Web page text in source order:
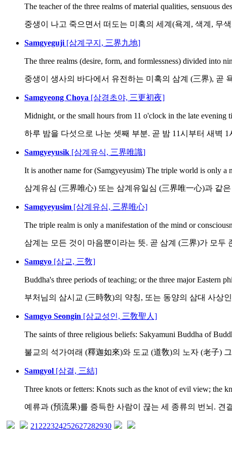
The teacher of the three realms of material qualities, sensuous
중생이 나고 죽으면서 떠도는 미혹의 세계(욕계, 색계, 무
Samgyeguji [삼계구지, 三界九地]
The three realms (desire, form, and formlessness) divided into
중생이 생사의 바다에서 유전하는 미혹의 삼계 (三界), 곧
Samgyeong Choya [삼경초야, 三更初夜]
Midnight, or the small hours from 11 o'clock in the late evening
하루 밤을 다섯으로 나눈 셋째 부분. 곧 밤 11시부터 새벽
Samgyeyusik [삼계유식, 三界唯識]
It is another name for (Samgyeyusim) The triple world is only a
삼계유심 (三界唯心) 또는 삼계유일심 (三界唯一心)과 같은
Samgyeyusim [삼계유심, 三界唯心]
The triple realm is only a manifestation of the mind or
삼계는 모든 것이 마음뿐이라는 뜻. 곧 삼계 (三界)가 모두
Samgyo [삼교, 三敎]
Buddha's three periods of teaching; or the three major Eastern
부처님의 삼시교 (三時敎)의 약칭, 또는 동양의 삼대 사상
Samgyo Seongin [삼교성인, 三敎聖人]
The saints of three religious beliefs: Sakyamuni Buddha of
불교의 석가여래 (釋迦如來)와 도교 (道敎)의 노자 (老子)
Samgyol [삼결, 三結]
Three knots or fetters: Knots such as the knot of evil view; the
예류과 (預流果)를 증득한 사람이 끊는 세 종류의 번뇌. 견
21 222324252627282930